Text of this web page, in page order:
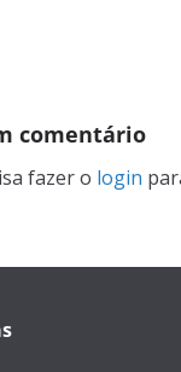
comentário
fazer o login